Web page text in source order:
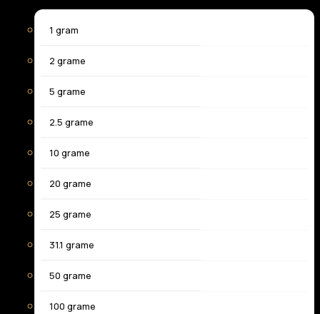
1 gram
2 grame
5 grame
2.5 grame
10 grame
20 grame
25 grame
31.1 grame
50 grame
100 grame